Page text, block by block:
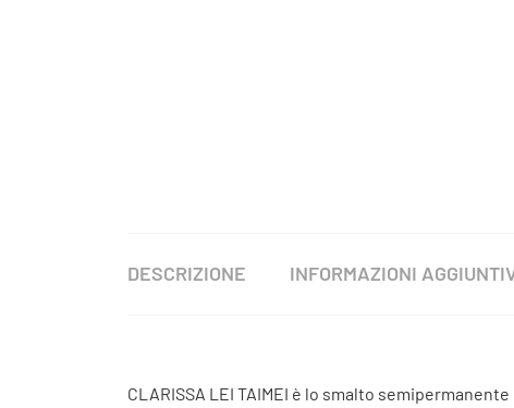
DESCRIZIONE INFORMAZIONI
CLARISSA LEI TAIMEI è lo smalto